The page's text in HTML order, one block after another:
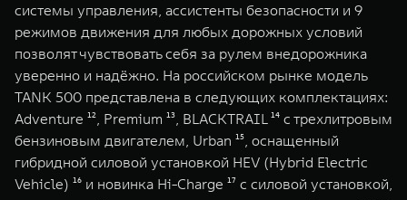
системы управления, ассистенты безопасности и 9
режимов движения для любых дорожных условий
позволят чувствовать себя за рулем внедорожника
уверенно и надёжно. На российском рынке модель
TANK 500 представлена в следующих комплектациях:
Adventure ¹², Premium ¹³, BLACKTRAIL ¹⁴ с трехлитровым
бензиновым двигателем, Urban ¹⁵, оснащенный
гибридной силовой установкой HEV (Hybrid Electric
Vehicle) ¹⁶ и новинка Hi-Charge ¹⁷ с силовой установкой,